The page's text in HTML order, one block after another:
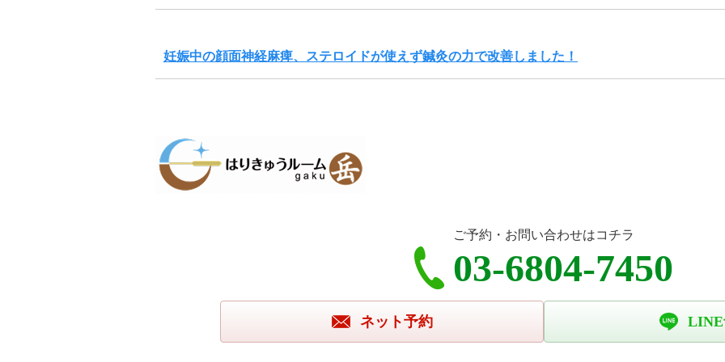
妊娠中の顔面神経麻痺、ステロイドが使えず鍼灸の力で改善しました！
ご予約・お問い合わせはコチラ
03-6804-7450
ネット予約 LINE